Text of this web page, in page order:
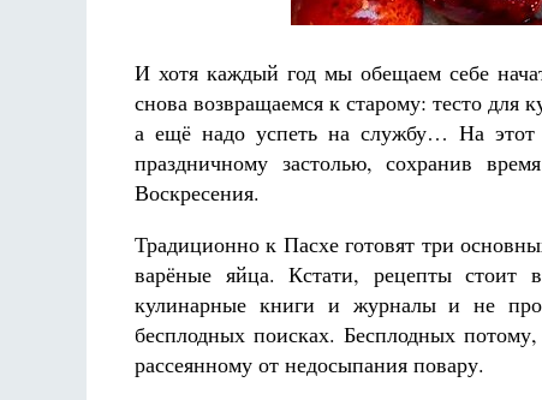
И хотя каждый год мы обещаем себе
снова возвращаемся к старому: тесто для
а ещё надо успеть на службу… На этот
праздничному застолью, сохранив
Воскресения.
Традиционно к Пасхе готовят три
варёные яйца. Кстати, рецепты стоит
кулинарные книги и журналы и не
бесплодных поисках. Бесплодных
рассеянному от недосыпания повару.
Фредерика де Грааф